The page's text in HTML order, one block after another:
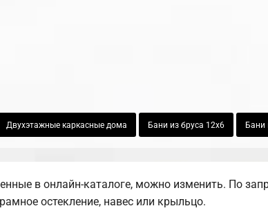
Двухэтажные каркасные дома Бани из бруса 12х6 Бани
в онлайн-каталоге, можно изменить. По
остекление, навес или крыльцо.